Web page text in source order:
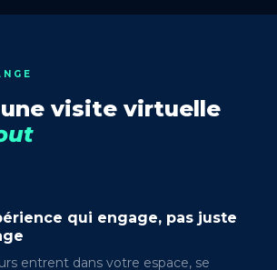
visite virtuelle
qui engage, pas juste
entrent dans votre espace, se